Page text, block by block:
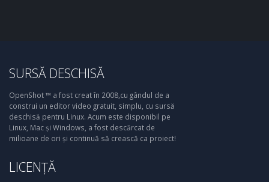
SURSĂ DESCHISĂ
OpenShot ™ a fost creat în 2008,cu gândul de a
construi un editor video gratuit, simplu, cu sursă
deschisă pentru Linux. Acum este disponibil pe
Linux, Mac și Windows, a fost descărcat de
milioane de ori și continuă să crească ca proiect!
LICENȚĂ